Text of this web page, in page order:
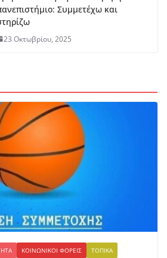
Συμμετέχω και
23 Οκτωβρίου, 2025
ΚΟΙΝΩΝΙΚΟΊ ΦΟΡΕΊΣ ΤΟΠΙΚΆ